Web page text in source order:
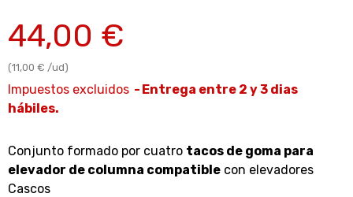
44,00 €
(11,00 € /ud)
Impuestos excluidos
Entrega entre 2 y 3 dias
hábiles.
Conjunto formado por cuatro tacos de goma para
elevador de columna compatible con elevadores
Cascos